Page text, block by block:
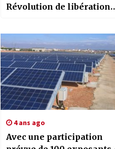
Révolution de libération /
incarnant la place de
l’Algérie triomphante
4 ans ago
Avec une participation